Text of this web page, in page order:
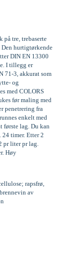
tre, trebaserte
hurtigtørkende
DIN EN 13300
I tillegg er
71-3, akkurat som
og
med COLORS
før maling med
penetrering fra
enkelt med
første lag. Du kan
24 timer. Etter 2
pr liter pr lag.
Høy
rapsfrø,
av